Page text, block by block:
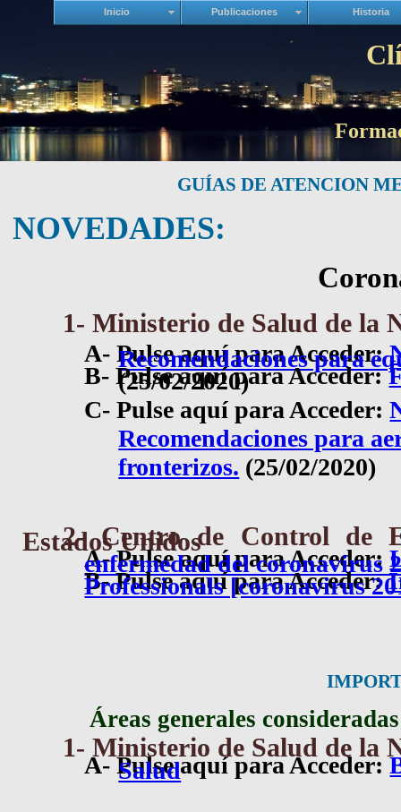
Inicio Publicaciones Historia
GUÍAS DE ATENCION
NOVEDADES:
1- Ministerio de Salud de la
A- Pulse aquí para Acceder:
Recomendaciones para
B- Pulse aquí para Acceder:
(25/02/2020)
C- Pulse aquí para Acceder:
Recomendaciones para
fronterizos. (25/02/2020)
2- Centro de Control de
Estados Unidos
A- Pulse aquí para Acceder:
enfermedad del coronavirus
B- Pulse aquí para Acceder:
Professionals [coronavirus
Áreas generales
1- Ministerio de Salud de la
A- Pulse aquí para Acceder:
Salud